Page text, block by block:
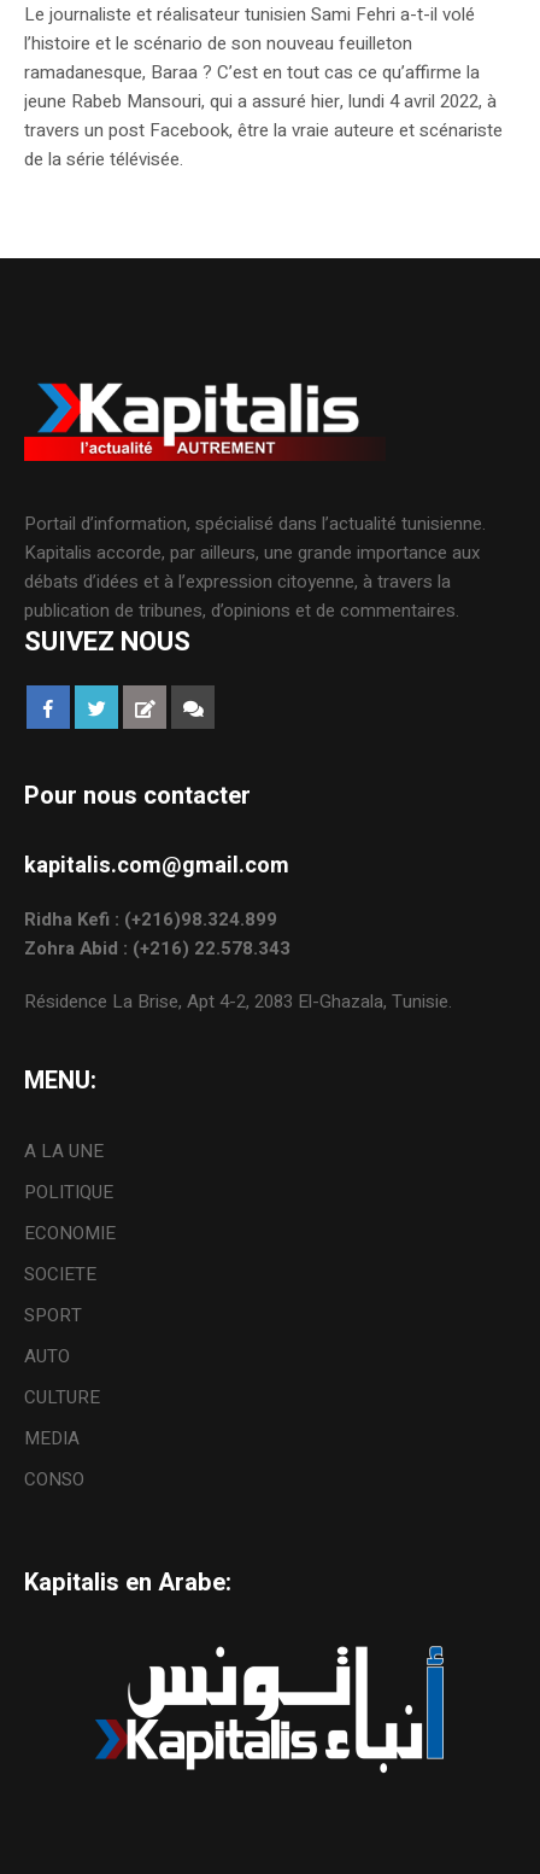
Le journaliste et réalisateur tunisien Sami Fehri a-t-il volé
l’histoire et le scénario de son nouveau feuilleton
ramadanesque, Baraa ? C’est en tout cas ce qu’affirme la
jeune Rabeb Mansouri, qui a assuré hier, lundi 4 avril 2022, à
travers un post Facebook, être la vraie auteure et scénariste
de la série télévisée.
Portail d’information, spécialisé dans l’actualité tunisienne.
Kapitalis accorde, par ailleurs, une grande importance aux
débats d’idées et à l’expression citoyenne, à travers la
publication de tribunes, d’opinions et de commentaires.
SUIVEZ NOUS
Pour nous contacter
kapitalis.com@gmail.com
Ridha Kefi : (+216)98.324.899
Zohra Abid : (+216) 22.578.343
Résidence La Brise, Apt 4-2, 2083 El-Ghazala, Tunisie.
MENU:
A LA UNE
POLITIQUE
ECONOMIE
SOCIETE
SPORT
AUTO
CULTURE
MEDIA
CONSO
Kapitalis en Arabe: